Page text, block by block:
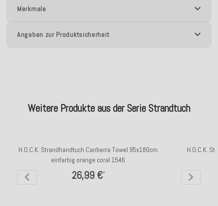
Merkmale
Angaben zur Produktsicherheit
Weitere Produkte aus der Serie Strandtuch
H.O.C.K. Strandhandtuch Canberra Towel 95x180cm
einfarbig orange coral 1546
26,99 €*
H.O.C.K.